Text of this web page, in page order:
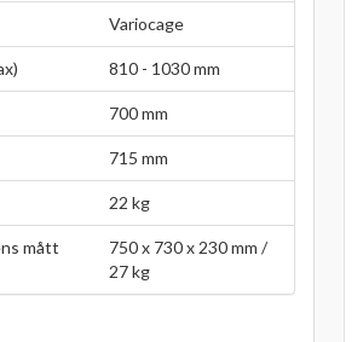
Variocage
810 - 1030 mm
700 mm
715 mm
22 kg
mått
750 x 730 x 230 mm /
27 kg